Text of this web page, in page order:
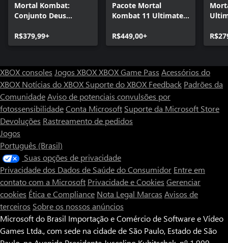
Mortal Kombat:
Conjunto Deus
R$379,99+
Pacote Mortal
Kombat 11 Ultimate +
Lendária
R$449,00+
XBOX consoles Jogos XBOXXBOX Game Pass Acessórios do
XBOX Notícias do XBOX Suporte do XBOX Feedback Padrões da
ComunidadeAviso de potenciais convulsões por
fotossensibilidadeConta Microsoft Suporte da Microsoft Store
Devoluções Rastreamento de pedidos
Jogos
Português (Brasil)
Suas opções de privacidade
Privacidade dos Dados de Saúde do Consumidor Entre em
contato com a Microsoft Privacidade e Cookies Gerenciar
cookies Ética e Compliance Nota Legal Marcas Avisos de
terceiros Sobre os nossos anúncios
Microsoft do Brasil Importação e Comércio de Software e Vídeo
Games Ltda., com sede na cidade de São Paulo, Estado de São